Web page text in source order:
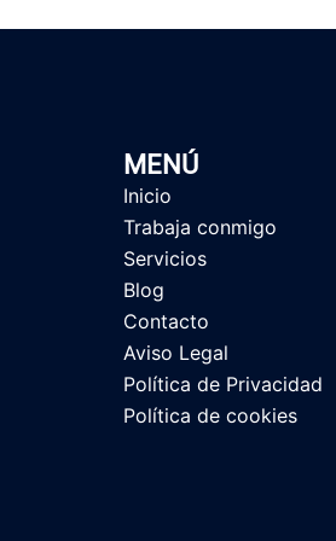
MENÚ
Inicio
Trabaja conmigo
Servicios
Blog
Contacto
Aviso Legal
Política de Privacidad
Política de cookies